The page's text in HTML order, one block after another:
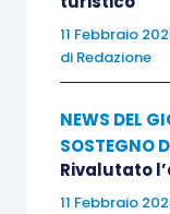
11 Febbraio
di Redazione
NEWS DEL
SOSTEGNO
Rivalutato
11 Febbraio